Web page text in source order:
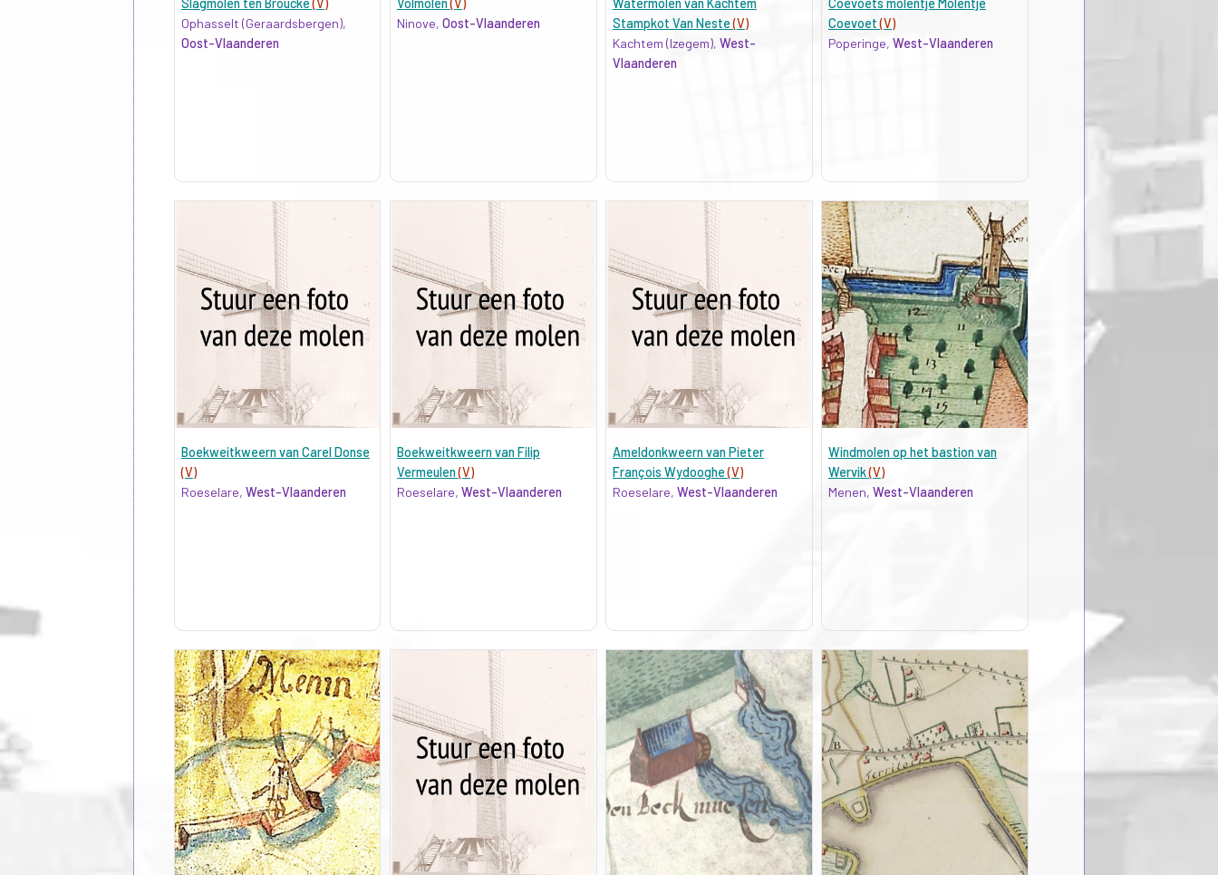
Slagmolen ten Broucke(V)
Ophasselt (Geraardsbergen),
Oost-Vlaanderen
Volmolen(V)
Ninove, Oost-Vlaanderen
Watermolen van Kachtem
Stampkot Van Neste(V)
Kachtem (Izegem), West-
Vlaanderen
Coevoets molentje Molentje
Coevoet(V)
Poperinge, West-Vlaanderen
Boekweitkweern van Carel Donse
(V)
Roeselare, West-Vlaanderen
Boekweitkweern van Filip
Vermeulen(V)
Roeselare, West-Vlaanderen
Ameldonkweern van Pieter
François Wydooghe(V)
Roeselare, West-Vlaanderen
Windmolen op het bastion van
Wervik(V)
Menen, West-Vlaanderen